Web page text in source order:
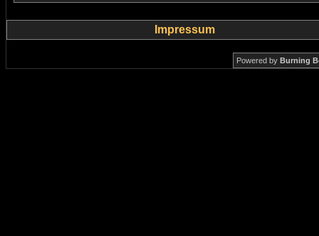
Impressum
Powered by Burning